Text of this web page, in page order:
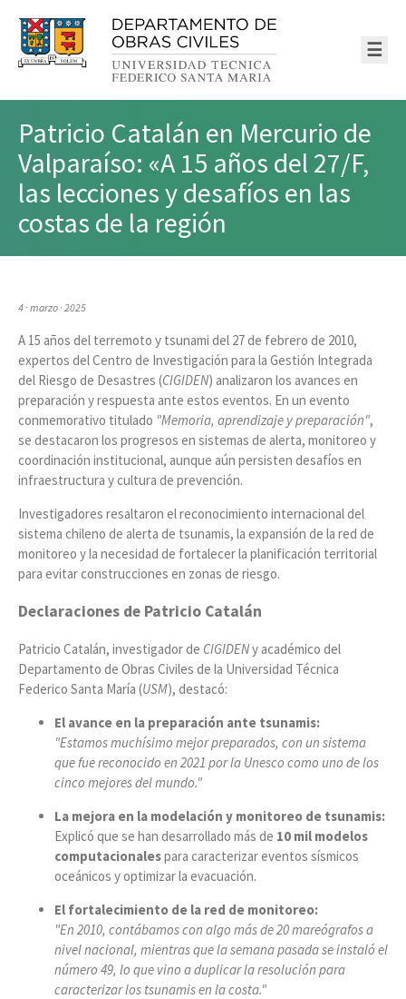
☰
Patricio Catalán en Mercurio de
Valparaíso: «A 15 años del 27/F,
las lecciones y desafíos en las
costas de la región
4 · marzo · 2025
A 15 años del terremoto y tsunami del 27 de febrero de 2010,
expertos del Centro de Investigación para la Gestión Integrada
del Riesgo de Desastres (CIGIDEN) analizaron los avances en
preparación y respuesta ante estos eventos. En un evento
conmemorativo titulado "Memoria, aprendizaje y preparación",
se destacaron los progresos en sistemas de alerta, monitoreo y
coordinación institucional, aunque aún persisten desafíos en
infraestructura y cultura de prevención.
Investigadores resaltaron el reconocimiento internacional del
sistema chileno de alerta de tsunamis, la expansión de la red de
monitoreo y la necesidad de fortalecer la planificación territorial
para evitar construcciones en zonas de riesgo.
Declaraciones de Patricio Catalán
Patricio Catalán, investigador de CIGIDENy académico del
Departamento de Obras Civiles de la Universidad Técnica
Federico Santa María (USM), destacó:
El avance en la preparación ante tsunamis:
"Estamos muchísimo mejor preparados, con un sistema
que fue reconocido en 2021 por la Unesco como uno de los
cinco mejores del mundo."
La mejora en la modelación y monitoreo de tsunamis:
Explicó que se han desarrollado más de 10 mil modelos
computacionalespara caracterizar eventos sísmicos
oceánicos y optimizar la evacuación.
El fortalecimiento de la red de monitoreo:
"En 2010, contábamos con algo más de 20 mareógrafos a
nivel nacional, mientras que la semana pasada se instaló el
número 49, lo que vino a duplicar la resolución para
caracterizar los tsunamis en la costa."